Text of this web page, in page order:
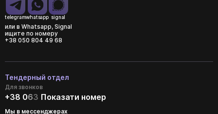
telegramwhatsapp signal
или в Whatsapp, Signal
ищите по номеру
+38 050 804 49 68
Тендерный отдел
Для звонков
+38 063 Показати номер
Мы в мессенджерах